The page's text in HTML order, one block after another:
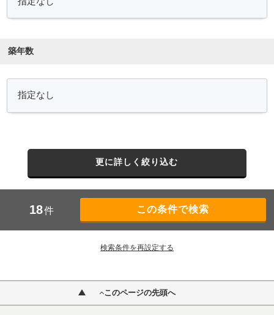
築年数
更に詳しく絞り込む
18件
検索条件を再設定する
このページの先頭へ